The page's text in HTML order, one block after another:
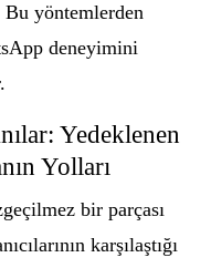
yöntemlerden
deneyimini
Yedeklenen
Yolları
bir parçası
karşılaştığı